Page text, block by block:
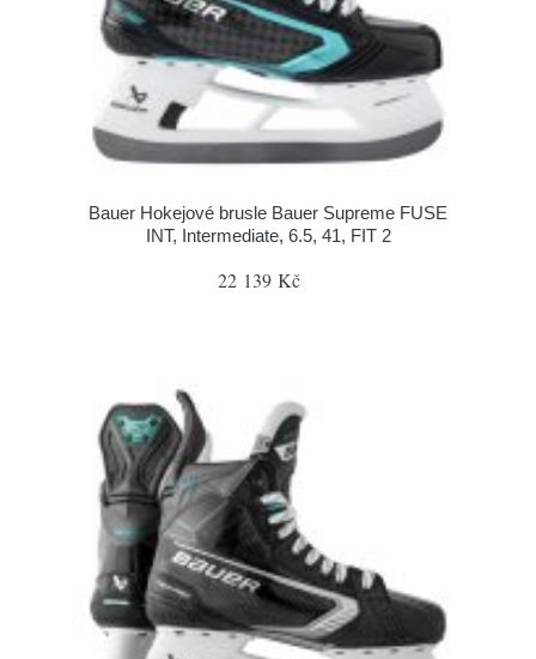
Bauer Hokejové brusle Bauer Supreme FUSE
INT, Intermediate, 6.5, 41, FIT 2
22 139 Kč